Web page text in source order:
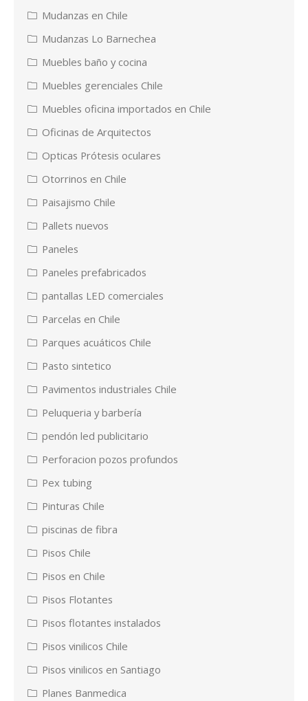
Mudanzas en Chile
Mudanzas Lo Barnechea
Muebles baño y cocina
Muebles gerenciales Chile
Muebles oficina importados en Chile
Oficinas de Arquitectos
Opticas Prótesis oculares
Otorrinos en Chile
Paisajismo Chile
Pallets nuevos
Paneles
Paneles prefabricados
pantallas LED comerciales
Parcelas en Chile
Parques acuáticos Chile
Pasto sintetico
Pavimentos industriales Chile
Peluqueria y barbería
pendón led publicitario
Perforacion pozos profundos
Pex tubing
Pinturas Chile
piscinas de fibra
Pisos Chile
Pisos en Chile
Pisos Flotantes
Pisos flotantes instalados
Pisos vinilicos Chile
Pisos vinilicos en Santiago
Planes Banmedica